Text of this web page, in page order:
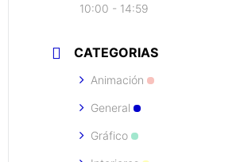
10:00 - 14:59
CATEGORIAS
Animación
General
Gráfico